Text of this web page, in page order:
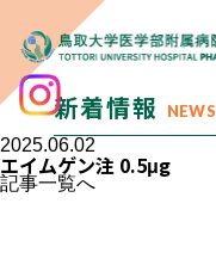
新着情報 NEWS
2025.06.02
エイムゲン注 0.5μg
記事一覧へ